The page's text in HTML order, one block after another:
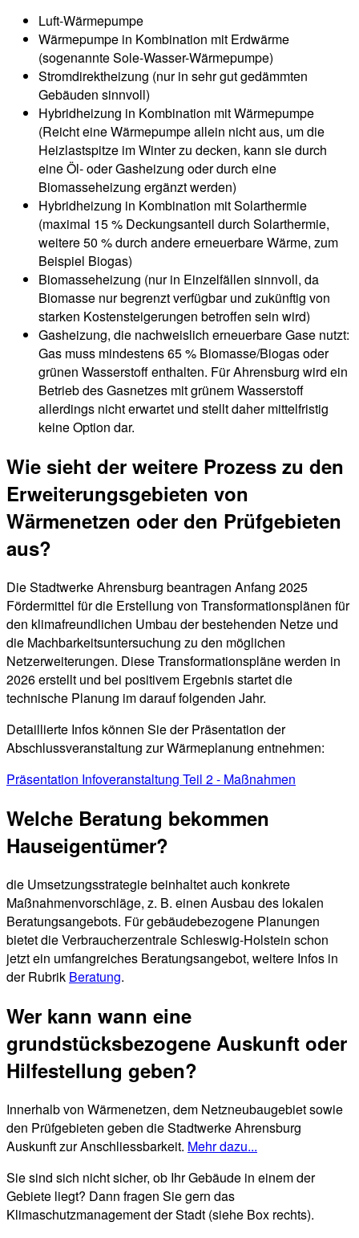
Luft-Wärmepumpe
Wärmepumpe in Kombination mit Erdwärme
(sogenannte Sole-Wasser-Wärmepumpe)
Stromdirektheizung (nur in sehr gut gedämmten
Gebäuden sinnvoll)
Hybridheizung in Kombination mit Wärmepumpe
(Reicht eine Wärmepumpe allein nicht aus, um die
Heizlastspitze im Winter zu decken, kann sie durch
eine Öl- oder Gasheizung oder durch eine
Biomasseheizung ergänzt werden)
Hybridheizung in Kombination mit Solarthermie
(maximal 15 % Deckungsanteil durch Solarthermie,
weitere 50 % durch andere erneuerbare Wärme, zum
Beispiel Biogas)
Biomasseheizung (nur in Einzelfällen sinnvoll, da
Biomasse nur begrenzt verfügbar und zukünftig von
starken Kostensteigerungen betroffen sein wird)
Gasheizung, die nachweislich erneuerbare Gase nutzt:
Gas muss mindestens 65 % Biomasse/Biogas oder
grünen Wasserstoff enthalten. Für Ahrensburg wird ein
Betrieb des Gasnetzes mit grünem Wasserstoff
allerdings nicht erwartet und stellt daher mittelfristig
keine Option dar.
Wie sieht der weitere Prozess zu den
Erweiterungsgebieten von
Wärmenetzen oder den Prüfgebieten
aus?
Die Stadtwerke Ahrensburg beantragen Anfang 2025
Fördermittel für die Erstellung von Transformationsplänen für
den klimafreundlichen Umbau der bestehenden Netze und
die Machbarkeitsuntersuchung zu den möglichen
Netzerweiterungen. Diese Transformationspläne werden in
2026 erstellt und bei positivem Ergebnis startet die
technische Planung im darauf folgenden Jahr.
Detaillierte Infos können Sie der Präsentation der
Abschlussveranstaltung zur Wärmeplanung entnehmen:
Präsentation Infoveranstaltung Teil 2 - Maßnahmen
Welche Beratung bekommen
Hauseigentümer?
die Umsetzungsstrategie beinhaltet auch konkrete
Maßnahmenvorschläge, z. B. einen Ausbau des lokalen
Beratungsangebots. Für gebäudebezogene Planungen
bietet die Verbraucherzentrale Schleswig-Holstein schon
jetzt ein umfangreiches Beratungsangebot, weitere Infos in
der Rubrik Beratung.
Wer kann wann eine
grundstücksbezogene Auskunft oder
Hilfestellung geben?
Innerhalb von Wärmenetzen, dem Netzneubaugebiet sowie
den Prüfgebieten geben die Stadtwerke Ahrensburg
Auskunft zur Anschliessbarkeit. Mehr dazu...
Sie sind sich nicht sicher, ob Ihr Gebäude in einem der
Gebiete liegt? Dann fragen Sie gern das
Klimaschutzmanagement der Stadt (siehe Box rechts).